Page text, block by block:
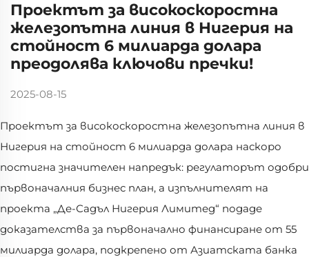
Проектът за високоскоростна
железопътна линия в Нигерия на
стойност 6 милиарда долара
преодолява ключови пречки!
2025-08-15
Проектът за високоскоростна железопътна линия в
Нигерия на стойност 6 милиарда долара наскоро
постигна значителен напредък: регулаторът одобри
първоначалния бизнес план, а изпълнителят на
проекта „Де-Садъл Нигерия Лимитед“ подаде
доказателства за първоначално финансиране от 55
милиарда долара, подкрепено от Азиатската банка